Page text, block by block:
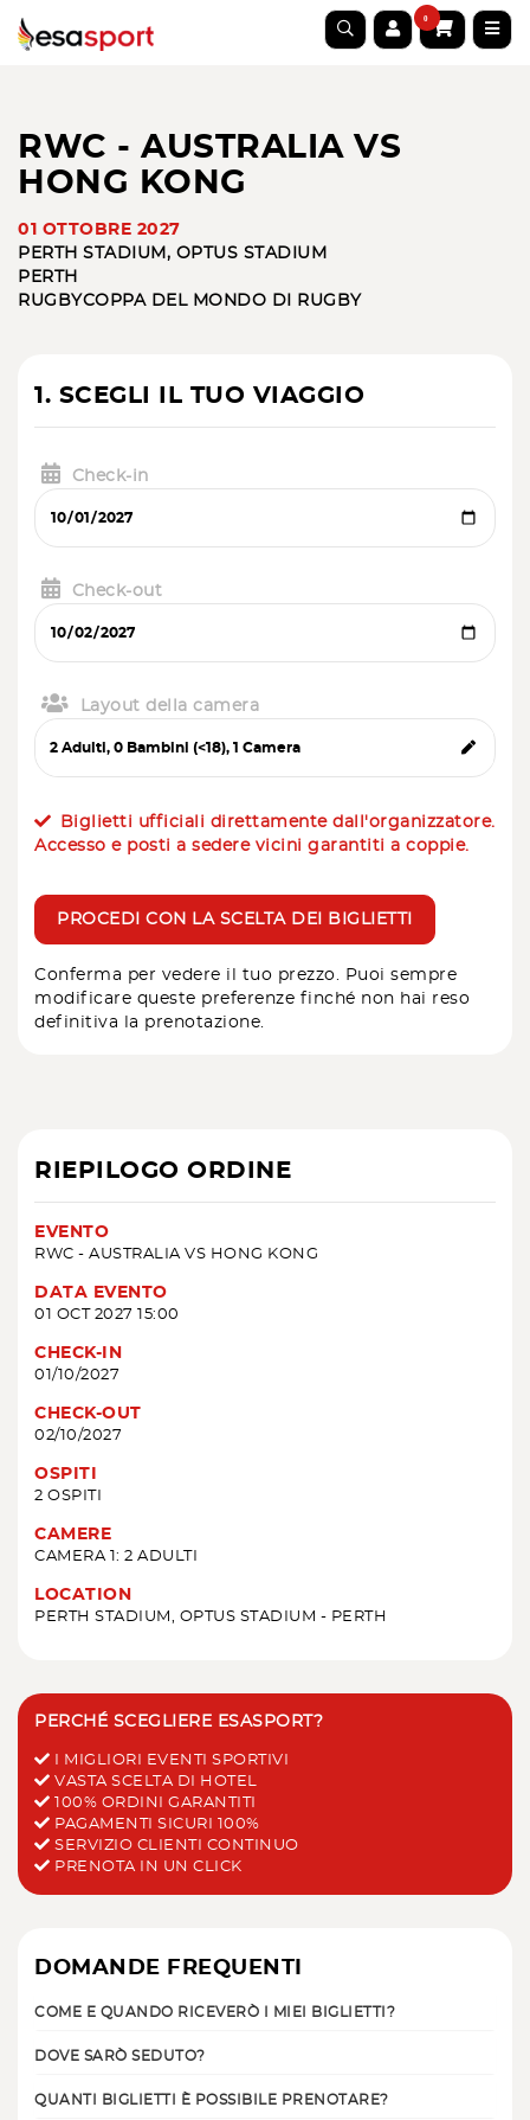
0
RWC - AUSTRALIA VS
HONG KONG
01 OTTOBRE 2027
PERTH STADIUM, OPTUS STADIUM
PERTH
RUGBYCOPPA DEL MONDO DI RUGBY
1. SCEGLI IL TUO VIAGGIO
Check-in
Check-out
Layout della camera
Biglietti ufficiali direttamente dall'organizzatore.
Accesso e posti a sedere vicini garantiti a coppie.
PROCEDI CON LA SCELTA DEI BIGLIETTI
Conferma per vedere il tuo prezzo. Puoi sempre
modificare queste preferenze finché non hai reso
definitiva la prenotazione.
RIEPILOGO ORDINE
EVENTO
RWC - AUSTRALIA VS HONG KONG
DATA EVENTO
01 OCT 2027 15:00
CHECK-IN
01/10/2027
CHECK-OUT
02/10/2027
OSPITI
2 OSPITI
CAMERE
CAMERA 1: 2 ADULTI
LOCATION
PERTH STADIUM, OPTUS STADIUM - PERTH
PERCHÉ SCEGLIERE ESASPORT?
I MIGLIORI EVENTI SPORTIVI
VASTA SCELTA DI HOTEL
100% ORDINI GARANTITI
PAGAMENTI SICURI 100%
SERVIZIO CLIENTI CONTINUO
PRENOTA IN UN CLICK
DOMANDE FREQUENTI
COME E QUANDO RICEVERÒ I MIEI BIGLIETTI?
DOVE SARÒ SEDUTO?
QUANTI BIGLIETTI È POSSIBILE PRENOTARE?